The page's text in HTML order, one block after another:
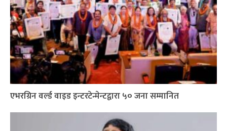
एभरग्रिन वर्ल्ड वाइड इन्टरटेन्मेन्टद्वारा ५० जना सम्मानित